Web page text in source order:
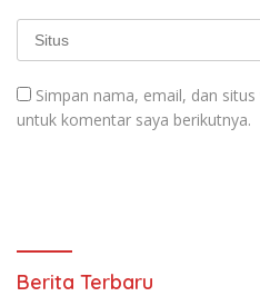
Simpan nama, email, dan
untuk komentar saya berikutnya.
Berita Terbaru